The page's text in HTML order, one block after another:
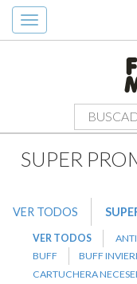
Toggle
navigation
SUPER
SUPER
VER TODOS
VER TODOS
BUFF
BUFF
CARTUCHERA